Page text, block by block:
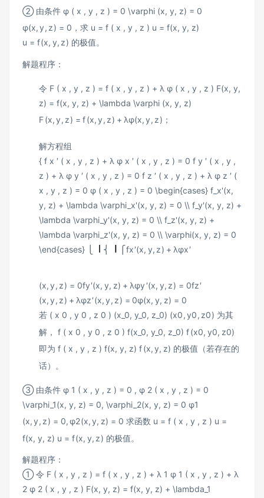
② 由条件 φ ( x , y , z ) = 0 \varphi (x, y, z) = 0
φ(x,y, z) = 0 ，求 u = f ( x , y , z ) u = f(x, y, z)
u = f(x, y, z) 的极值。
解题程序：
令 F ( x , y , z ) = f ( x , y , z ) + λ φ ( x , y , z ) F(x, y,
z) = f(x, y, z) + \lambda \varphi (x, y, z)
F(x,y, z) = f(x,y, z) + λφ(x,y, z) ；
解方程组
{ f x ′ ( x , y , z ) + λ φ x ′ ( x , y , z ) = 0 f y ′ ( x , y ,
z ) + λ φ y ′ ( x , y , z ) = 0 f z ′ ( x , y , z ) + λ φ z ′ (
x , y , z ) = 0 φ ( x , y , z ) = 0 \begin{cases} f_x'(x,
y, z) + \lambda \varphi_x'(x, y, z) = 0 \\ f_y'(x, y, z) +
\lambda \varphi_y'(x, y, z) = 0 \\ f_z'(x, y, z) +
\lambda \varphi_z'(x, y, z) = 0 \\ \varphi(x, y, z) = 0
\end{cases}
⎨ ⎧fx′(x, y, z) + λφx′
(x,y,z) = 0fy′(x, y, z) + λφy′(x, y, z) = 0fz′
(x,y,z) + λφz′(x,y,z) = 0φ(x, y, z) = 0
若 ( x 0 , y 0 , z 0 ) (x_0, y_0, z_0) (x0,y0,z0) 为其
解， f ( x 0 , y 0 , z 0 ) f(x_0, y_0, z_0) f(x0, y0, z0)
即为 f ( x , y , z ) f(x, y, z) f(x,y, z) 的极值（若存在的
话）。
③ 由条件 φ 1 ( x , y , z ) = 0 , φ 2 ( x , y , z ) = 0
\varphi_1(x, y, z) = 0, \varphi_2(x, y, z) = 0 φ1
(x,y,z) = 0,φ2(x,y, z) = 0 求函数 u = f ( x , y , z ) u =
f(x, y, z) u = f(x, y, z) 的极值。
解题程序：
① 令 F ( x , y , z ) = f ( x , y , z ) + λ 1 φ 1 ( x , y , z ) + λ
2 φ 2 ( x , y , z ) F(x, y, z) = f(x, y, z) + \lambda_1